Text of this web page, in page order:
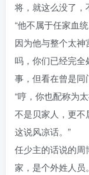
将，就这么没了，
“他不属于任家血
因为他与整个太
吗，你们已经完
事，但看在曾是同
“哼，你也配称为
不是贝家人，更不
这说风凉话。”
任少主的话说的周
家，是个外姓人员